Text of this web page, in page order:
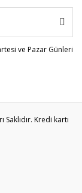
ve Pazar Günleri
Kredi kartı